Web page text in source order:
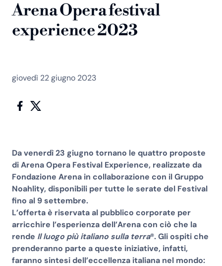
Arena Opera festival
experience 2023
giovedì 22 giugno 2023
Da venerdì 23 giugno tornano le quattro proposte
di Arena Opera Festival Experience, realizzate da
Fondazione Arena in collaborazione con il Gruppo
Noahlity, disponibili per tutte le serate del Festival
fino al 9 settembre.
L’offerta è riservata al pubblico corporate per
arricchire l’esperienza dell’Arena con ciò che la
rende Il luogo più italiano sulla terra®. Gli ospiti che
prenderanno parte a queste iniziative, infatti,
faranno sintesi dell’eccellenza italiana nel mondo: